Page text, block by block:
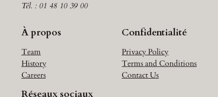
Tél. : 01 48 10 39 00
À propos
Team
History
Careers
Confidentialité
Privacy Policy
Terms and Conditions
Contact Us
Réseaux sociaux